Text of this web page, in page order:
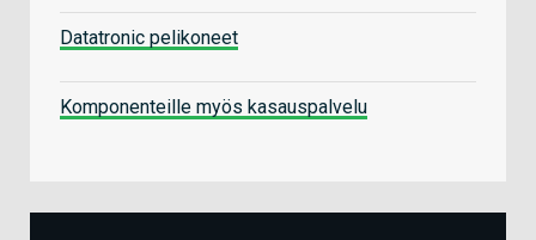
Datatronic pelikoneet
Komponenteille myös kasauspalvelu